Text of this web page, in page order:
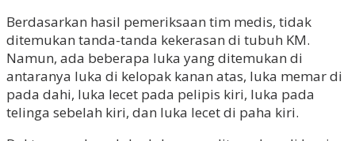
Berdasarkan hasil pemeriksaan tim medis, tidak
ditemukan tanda-tanda kekerasan di tubuh KM.
Namun, ada beberapa luka yang ditemukan di
antaranya luka di kelopak kanan atas, luka memar di
pada dahi, luka lecet pada pelipis kiri, luka pada
telinga sebelah kiri, dan luka lecet di paha kiri.